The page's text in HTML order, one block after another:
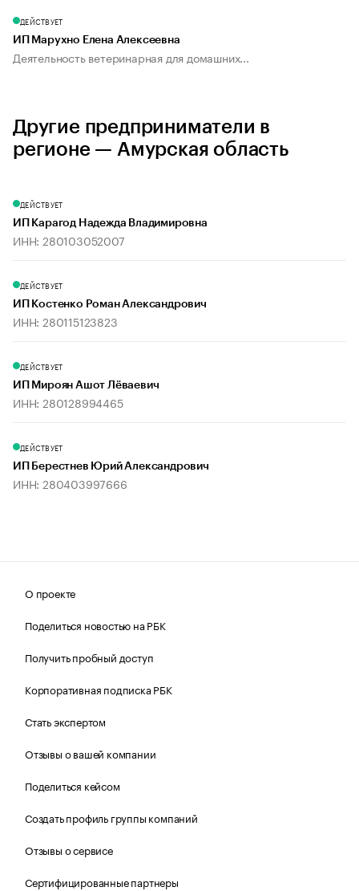
ДЕЙСТВУЕТ
ИП Марухно Елена Алексеевна
Деятельность ветеринарная для домашних...
Другие предприниматели в
регионе — Амурская область
ДЕЙСТВУЕТ
ИП Карагод Надежда Владимировна
ИНН: 280103052007
ДЕЙСТВУЕТ
ИП Костенко Роман Александрович
ИНН: 280115123823
ДЕЙСТВУЕТ
ИП Мироян Ашот Лёваевич
ИНН: 280128994465
ДЕЙСТВУЕТ
ИП Берестнев Юрий Александрович
ИНН: 280403997666
О проекте
Поделиться новостью на РБК
Получить пробный доступ
Корпоративная подписка РБК
Стать экспертом
Отзывы о вашей компании
Поделиться кейсом
Создать профиль группы компаний
Отзывы о сервисе
Сертифицированные партнеры